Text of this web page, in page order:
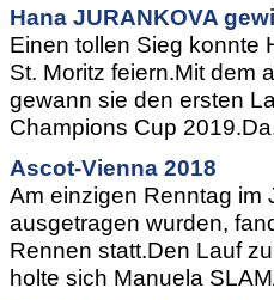
Hana JURANKOVA
Einen tollen Sieg konnte
St. Moritz feiern.Mit dem
gewann sie den ersten
Champions Cup
Ascot-Vienna 2018
Am einzigen Renntag im
ausgetragen wurden,
Rennen statt.Den Lauf
holte sich Manuela